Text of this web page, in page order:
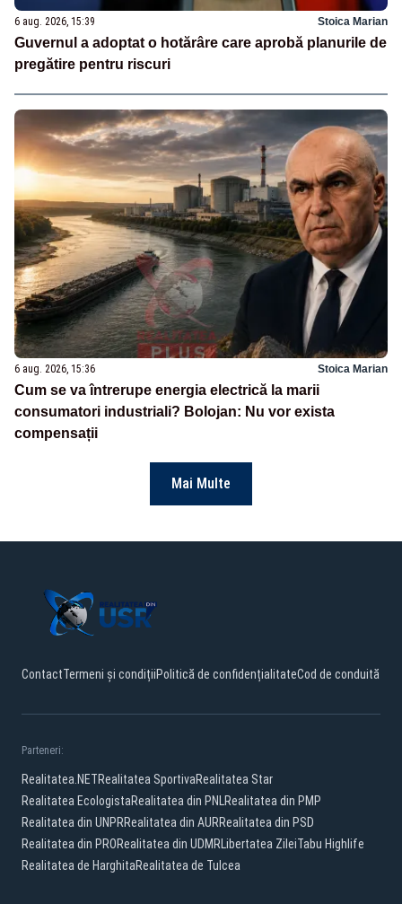
6 aug. 2026, 15:39 Stoica Marian
Guvernul a adoptat o hotărâre care aprobă planurile de
pregătire pentru riscuri
6 aug. 2026, 15:36 Stoica Marian
Cum se va întrerupe energia electrică la marii
consumatori industriali? Bolojan: Nu vor exista
compensații
Mai Multe
ContactTermeni și condițiiPolitică de confidențialitateCod de conduită
Parteneri:
Realitatea.NETRealitatea SportivaRealitatea Star
Realitatea EcologistaRealitatea din PNLRealitatea din PMP
Realitatea din UNPRRealitatea din AURRealitatea din PSD
Realitatea din PRORealitatea din UDMRLibertatea ZileiTabu Highlife
Realitatea de HarghitaRealitatea de Tulcea